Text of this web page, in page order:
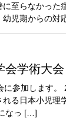
至らなかった
幼児期からの対
会学術大会
参加します
る日本小児理
なっ […]